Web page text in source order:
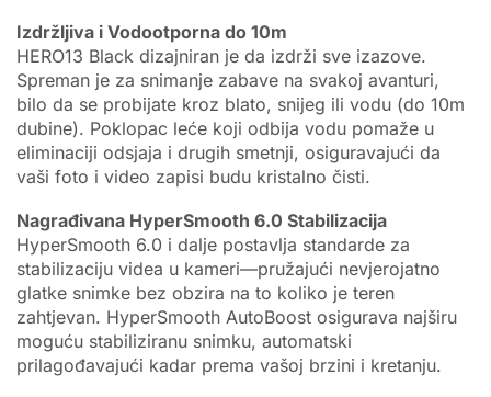
Izdržljiva i Vodootporna do 10m
HERO13 Black dizajniran je da izdrži sve izazove.
Spreman je za snimanje zabave na svakoj avanturi,
bilo da se probijate kroz blato, snijeg ili vodu (do 10m
dubine). Poklopac leće koji odbija vodu pomaže u
eliminaciji odsjaja i drugih smetnji, osiguravajući da
vaši foto i video zapisi budu kristalno čisti.
Nagrađivana HyperSmooth 6.0 Stabilizacija
HyperSmooth 6.0 i dalje postavlja standarde za
stabilizaciju videa u kameri—pružajući nevjerojatno
glatke snimke bez obzira na to koliko je teren
zahtjevan. HyperSmooth AutoBoost osigurava najširu
moguću stabiliziranu snimku, automatski
prilagođavajući kadar prema vašoj brzini i kretanju.